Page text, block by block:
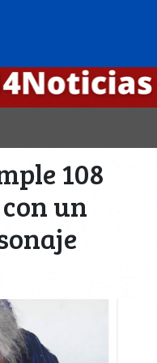
108
un